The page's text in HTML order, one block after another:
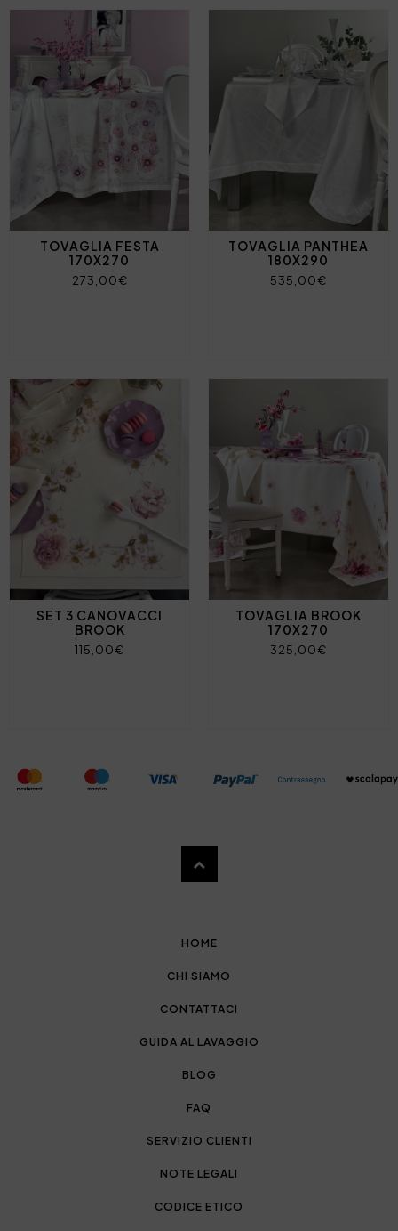
TOVAGLIA FESTA
170X270
273,00€
TOVAGLIA PANTHEA
180X290
535,00€
SET 3 CANOVACCI
BROOK
115,00€
TOVAGLIA BROOK
170X270
325,00€
HOME
CHI SIAMO
CONTATTACI
GUIDA AL LAVAGGIO
BLOG
FAQ
SERVIZIO CLIENTI
NOTE LEGALI
CODICE ETICO